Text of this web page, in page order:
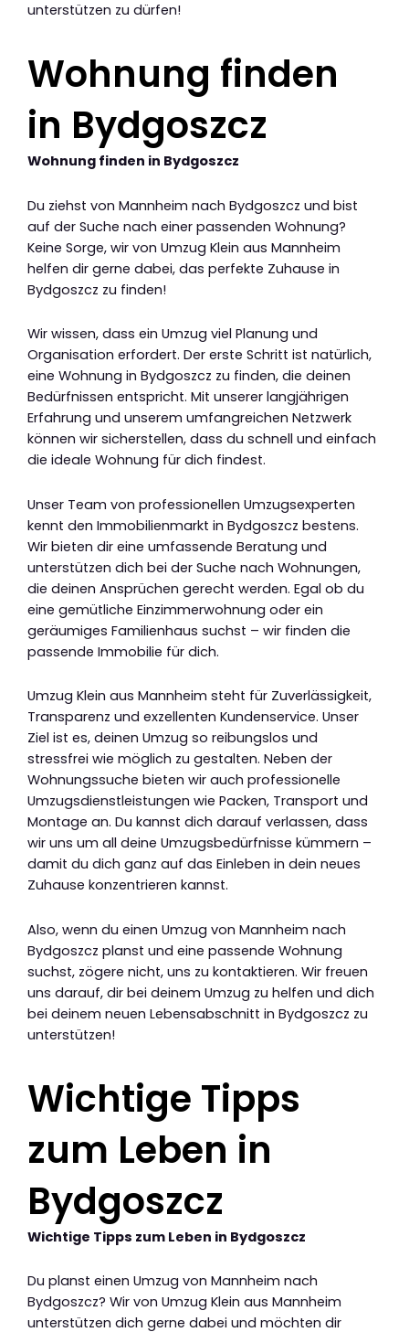
unterstützen zu dürfen!
Wohnung finden
in Bydgoszcz
Wohnung finden in Bydgoszcz
Du ziehst von Mannheim nach Bydgoszcz und bist
auf der Suche nach einer passenden Wohnung?
Keine Sorge, wir von Umzug Klein aus Mannheim
helfen dir gerne dabei, das perfekte Zuhause in
Bydgoszcz zu finden!
Wir wissen, dass ein Umzug viel Planung und
Organisation erfordert. Der erste Schritt ist natürlich,
eine Wohnung in Bydgoszcz zu finden, die deinen
Bedürfnissen entspricht. Mit unserer langjährigen
Erfahrung und unserem umfangreichen Netzwerk
können wir sicherstellen, dass du schnell und einfach
die ideale Wohnung für dich findest.
Unser Team von professionellen Umzugsexperten
kennt den Immobilienmarkt in Bydgoszcz bestens.
Wir bieten dir eine umfassende Beratung und
unterstützen dich bei der Suche nach Wohnungen,
die deinen Ansprüchen gerecht werden. Egal ob du
eine gemütliche Einzimmerwohnung oder ein
geräumiges Familienhaus suchst – wir finden die
passende Immobilie für dich.
Umzug Klein aus Mannheim steht für Zuverlässigkeit,
Transparenz und exzellenten Kundenservice. Unser
Ziel ist es, deinen Umzug so reibungslos und
stressfrei wie möglich zu gestalten. Neben der
Wohnungssuche bieten wir auch professionelle
Umzugsdienstleistungen wie Packen, Transport und
Montage an. Du kannst dich darauf verlassen, dass
wir uns um all deine Umzugsbedürfnisse kümmern –
damit du dich ganz auf das Einleben in dein neues
Zuhause konzentrieren kannst.
Also, wenn du einen Umzug von Mannheim nach
Bydgoszcz planst und eine passende Wohnung
suchst, zögere nicht, uns zu kontaktieren. Wir freuen
uns darauf, dir bei deinem Umzug zu helfen und dich
bei deinem neuen Lebensabschnitt in Bydgoszcz zu
unterstützen!
Wichtige Tipps
zum Leben in
Bydgoszcz
Wichtige Tipps zum Leben in Bydgoszcz
Du planst einen Umzug von Mannheim nach
Bydgoszcz? Wir von Umzug Klein aus Mannheim
unterstützen dich gerne dabei und möchten dir